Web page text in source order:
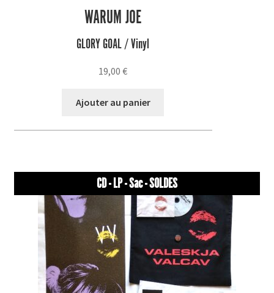
WARUM JOE
GLORY GOAL / Vinyl
19,00€
Ajouter au panier
CD - LP - Sac - SOLDES